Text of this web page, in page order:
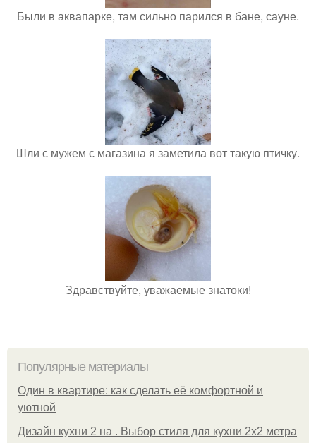
Были в аквапарке, там сильно парился в бане, сауне.
Шли с мужем с магазина я заметила вот такую птичку.
Здравствуйте, уважаемые знатоки!
Популярные материалы
Один в квартире: как сделать её комфортной и
уютной
Дизайн кухни 2 на . Выбор стиля для кухни 2х2 метра